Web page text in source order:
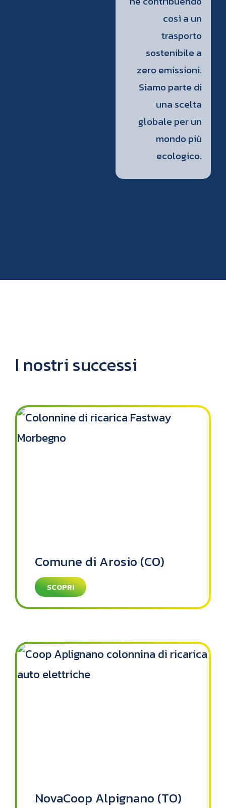
così a un
trasporto
sostenibile a
zero emissioni.
Siamo parte di
una scelta
globale per un
mondo più
ecologico.
I nostri successi
Comune di Arosio (CO)
SCOPRI
NovaCoop Alpignano (TO)